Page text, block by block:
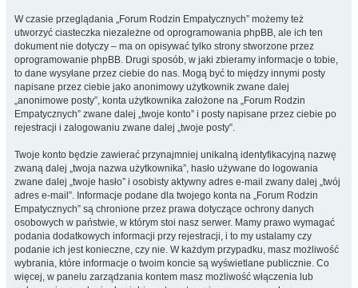
W czasie przeglądania „Forum Rodzin Empatycznych” możemy też
utworzyć ciasteczka niezależne od oprogramowania phpBB, ale ich ten
dokument nie dotyczy – ma on opisywać tylko strony stworzone przez
oprogramowanie phpBB. Drugi sposób, w jaki zbieramy informacje o tobie,
to dane wysyłane przez ciebie do nas. Mogą być to między innymi posty
napisane przez ciebie jako anonimowy użytkownik zwane dalej
„anonimowe posty”, konta użytkownika założone na „Forum Rodzin
Empatycznych” zwane dalej „twoje konto” i posty napisane przez ciebie po
rejestracji i zalogowaniu zwane dalej „twoje posty”.
Twoje konto będzie zawierać przynajmniej unikalną identyfikacyjną nazwę
zwaną dalej „twoja nazwa użytkownika”, hasło używane do logowania
zwane dalej „twoje hasło” i osobisty aktywny adres e-mail zwany dalej „twój
adres e-mail”. Informacje podane dla twojego konta na „Forum Rodzin
Empatycznych” są chronione przez prawa dotyczące ochrony danych
osobowych w państwie, w którym stoi nasz serwer. Mamy prawo wymagać
podania dodatkowych informacji przy rejestracji, i to my ustalamy czy
podanie ich jest konieczne, czy nie. W każdym przypadku, masz możliwość
wybrania, które informacje o twoim koncie są wyświetlane publicznie. Co
więcej, w panelu zarządzania kontem masz możliwość włączenia lub